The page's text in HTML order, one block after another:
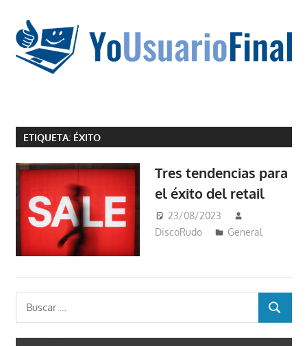
contenido
no
que
estar
en
chino
ETIQUETA: ÉXITO
Tres tendencias para
el éxito del retail
23/08/2023
DiscoRudo
General
Buscar:
BUSCAR